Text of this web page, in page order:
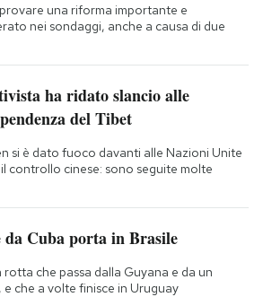
una riforma importante e
nei sondaggi, anche a causa di due
ha ridato slancio alle
del Tibet
si è dato fuoco davanti alle Nazioni Unite
controllo cinese: sono seguite molte
Cuba porta in Brasile
che passa dalla Guyana e da un
che a volte finisce in Uruguay